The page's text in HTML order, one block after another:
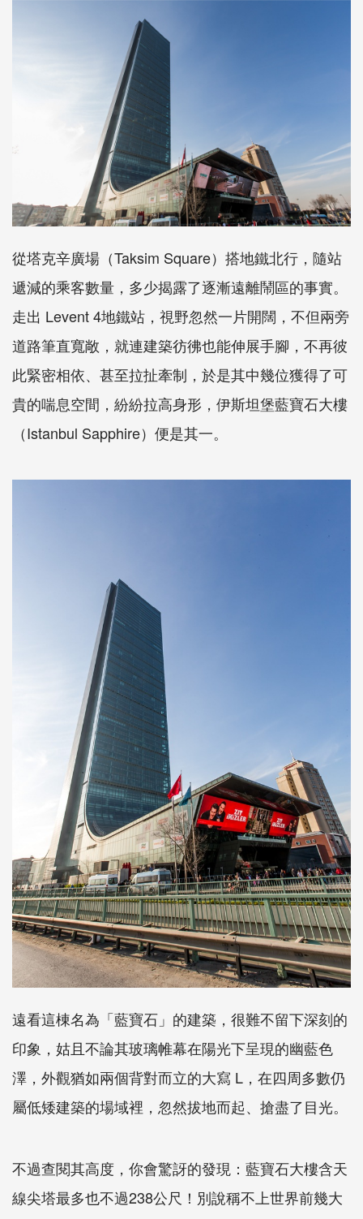
從塔克辛廣場（Taksim Square）搭地鐵北行，隨站
遞減的乘客數量，多少揭露了逐漸遠離鬧區的事實。
走出 Levent 4地鐵站，視野忽然一片開闊，不但兩旁
道路筆直寬敞，就連建築彷彿也能伸展手腳，不再彼
此緊密相依、甚至拉扯牽制，於是其中幾位獲得了可
貴的喘息空間，紛紛拉高身形，伊斯坦堡藍寶石大樓
（Istanbul Sapphire）便是其一。
遠看這棟名為「藍寶石」的建築，很難不留下深刻的
印象，姑且不論其玻璃帷幕在陽光下呈現的幽藍色
澤，外觀猶如兩個背對而立的大寫 L，在四周多數仍
屬低矮建築的場域裡，忽然拔地而起、搶盡了目光。
不過查閱其高度，你會驚訝的發現：藍寶石大樓含天
線尖塔最多也不過238公尺！別說稱不上世界前幾大